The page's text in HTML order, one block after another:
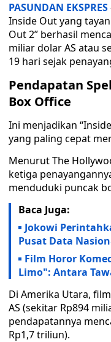
PASUNDAN EKSPRES
Inside Out yang
Out 2” berhasil
miliar dolar AS atau
19 hari sejak
Pendapatan
Box Office
Ini menjadikan
yang paling cepat
Menurut The
ketiga
menduduki puncak
Baca Juga:
Jokowi
Pusat Data
Film Horor
Limo": Antara
Di Amerika Utara,
AS (sekitar Rp894
pendapatannya
Rp1,7 triliun).